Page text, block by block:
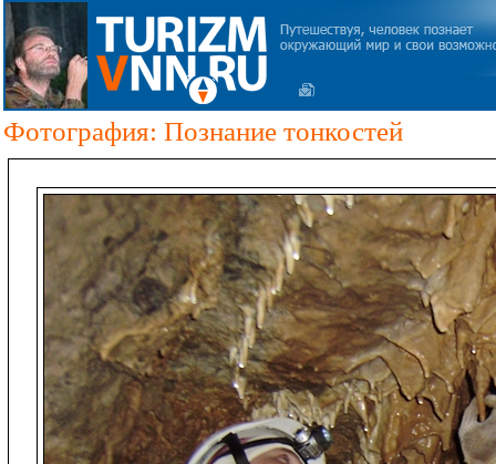
Фотография: Познание тонкостей